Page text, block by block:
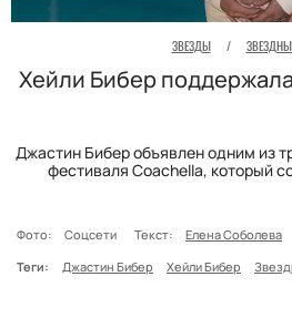
ЗВЕЗДЫ /
Хейли Бибер
Джастин Бибер объявлен одним из
фестиваля Coachella, который
Фото: Соцсети Текст: Елена Соболева
Теги:
Джастин Бибер Хейли Бибер